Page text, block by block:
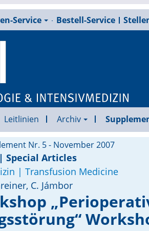
Service Bestell-Service
Leitlinien Archiv
Nr. 5 - November 2007
Special Articles
| Transfusion Medicine
C. Jámbor